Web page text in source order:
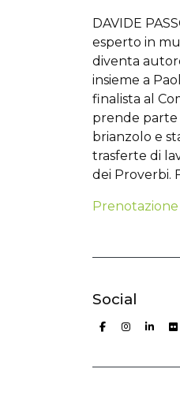
DAVIDE
esperto in
diventa
insieme a
finalista al
prende parte
brianzolo e
trasferte di
dei Proverbi.
Social